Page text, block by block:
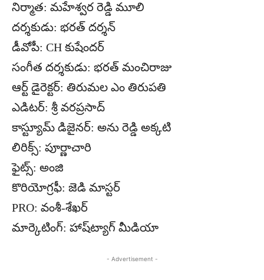
నిర్మాత: మహేశ్వర రెడ్డి మూలి
దర్శకుడు: భరత్ దర్శన్
డీవోపీ: CH కుషేందర్
సంగీత దర్శకుడు: భరత్ మంచిరాజు
ఆర్ట్ డైరెక్టర్: తిరుమల ఎం తిరుపతి
ఎడిటర్: శ్రీ వరప్రసాద్
కాస్ట్యూమ్ డిజైనర్: అను రెడ్డి అక్కటి
లిరిక్స్: పూర్ణాచారి
ఫైట్స్: అంజి
కొరియోగ్రఫీ: జెడి మాస్టర్
PRO: వంశీ-శేఖర్
మార్కెటింగ్: హాష్‌ట్యాగ్ మీడియా
- Advertisement -